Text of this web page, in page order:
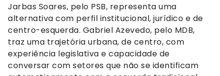
Jarbas Soares, pelo PSB, representa uma
alternativa com perfil institucional, jurídico e de
centro-esquerda. Gabriel Azevedo, pelo MDB,
traz uma trajetória urbana, de centro, com
experiência legislativa e capacidade de
conversar com setores que não se identificam